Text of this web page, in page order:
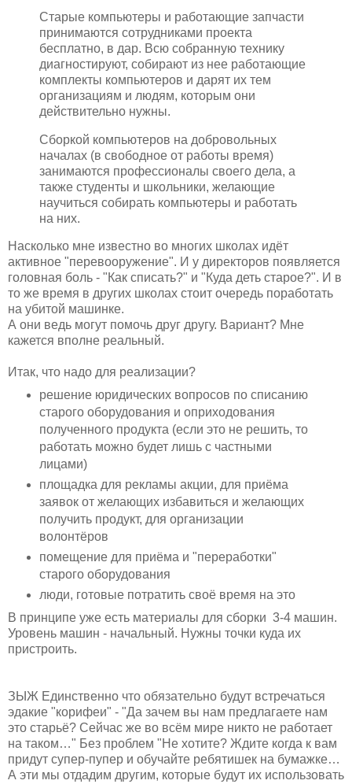
Старые компьютеры и работающие запчасти
принимаются сотрудниками проекта
бесплатно, в дар. Всю собранную технику
диагностируют, собирают из нее работающие
комплекты компьютеров и дарят их тем
организациям и людям, которым они
действительно нужны.
Сборкой компьютеров на добровольных
началах (в свободное от работы время)
занимаются профессионалы своего дела, а
также студенты и школьники, желающие
научиться собирать компьютеры и работать
на них.
Насколько мне известно во многих школах идёт
активное "перевооружение". И у директоров появляется
головная боль - "Как списать?" и "Куда деть старое?". И в
то же время в других школах стоит очередь поработать
на убитой машинке.
А они ведь могут помочь друг другу. Вариант? Мне
кажется вполне реальный.
Итак, что надо для реализации?
решение юридических вопросов по списанию
старого оборудования и оприходования
полученного продукта (если это не решить, то
работать можно будет лишь с частными
лицами)
площадка для рекламы акции, для приёма
заявок от желающих избавиться и желающих
получить продукт, для организации
волонтёров
помещение для приёма и "переработки"
старого оборудования
люди, готовые потратить своё время на это
В принципе уже есть материалы для сборки 3-4 машин.
Уровень машин - начальный. Нужны точки куда их
пристроить.
ЗЫЖ Единственно что обязательно будут встречаться
эдакие "корифеи" - "Да зачем вы нам предлагаете нам
это старьё? Сейчас же во всём мире никто не работает
на таком…" Без проблем "Не хотите? Ждите когда к вам
придут супер-пупер и обучайте ребятишек на бумажке…
А эти мы отдадим другим, которые будут их использовать